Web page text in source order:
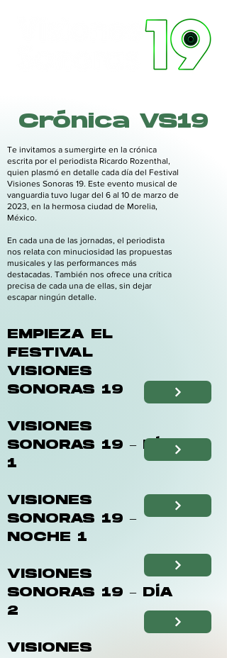
Crónica VS19
Te invitamos a sumergirte en la crónica
escrita por el periodista Ricardo Rozenthal,
quien plasmó en detalle cada día del Festival
Visiones Sonoras 19. Este evento musical de
vanguardia tuvo lugar del 6 al 10 de marzo de
2023, en la hermosa ciudad de Morelia,
México.
En cada una de las jornadas, el periodista
nos relata con minuciosidad las propuestas
musicales y las performances más
destacadas. También nos ofrece una crítica
precisa de cada una de ellas, sin dejar
escapar ningún detalle.
EMPIEZA EL
FESTIVAL
VISIONES
SONORAS 19
VISIONES
SONORAS 19 – DÍA
1
VISIONES
SONORAS 19 –
NOCHE 1
VISIONES
SONORAS 19 – DÍA
2
VISIONES